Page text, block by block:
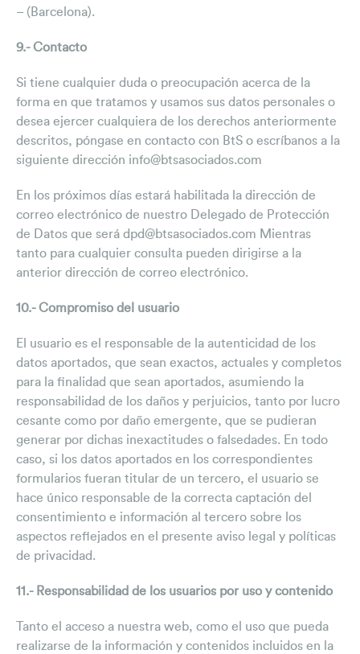
– (Barcelona).
9.- Contacto
Si tiene cualquier duda o preocupación acerca de la
forma en que tratamos y usamos sus datos personales o
desea ejercer cualquiera de los derechos anteriormente
descritos, póngase en contacto con BtS o escríbanos a la
siguiente dirección info@btsasociados.com
En los próximos días estará habilitada la dirección de
correo electrónico de nuestro Delegado de Protección
de Datos que será dpd@btsasociados.com Mientras
tanto para cualquier consulta pueden dirigirse a la
anterior dirección de correo electrónico.
10.- Compromiso del usuario
El usuario es el responsable de la autenticidad de los
datos aportados, que sean exactos, actuales y completos
para la finalidad que sean aportados, asumiendo la
responsabilidad de los daños y perjuicios, tanto por lucro
cesante como por daño emergente, que se pudieran
generar por dichas inexactitudes o falsedades. En todo
caso, si los datos aportados en los correspondientes
formularios fueran titular de un tercero, el usuario se
hace único responsable de la correcta captación del
consentimiento e información al tercero sobre los
aspectos reflejados en el presente aviso legal y políticas
de privacidad.
11.- Responsabilidad de los usuarios por uso y contenido
Tanto el acceso a nuestra web, como el uso que pueda
realizarse de la información y contenidos incluidos en la